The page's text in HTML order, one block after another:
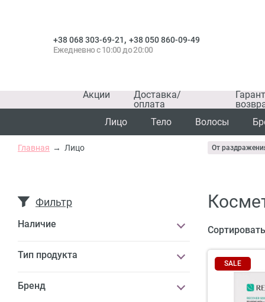
+38 068 303-69-21, +38 050 860-09-49
Ежедневно с 10:00 до 20:00
Акции
Доставка/
оплата
Лицо
Тело Волосы
Главная Лицо От
Фильтр
Наличие
Тип продукта
Бренд
SALE